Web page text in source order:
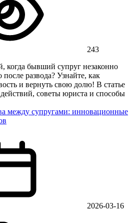
243
когда бывший супруг незаконно
развода? Узнайте, как
и вернуть свою долю! В статье
советы юриста и способы
между супругами: инновационные
2026-03-16